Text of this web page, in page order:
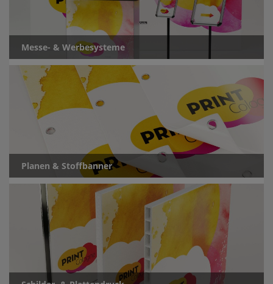
Messe- & Werbesysteme
Planen & Stoffbanner